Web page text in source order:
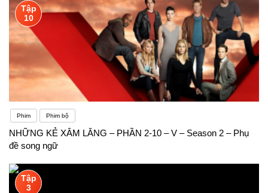
Tập
10
Phim Phim bộ
NHỮNG KẺ XÂM LĂNG – PHẦN 2-10 – V – Season 2 – Phụ
đề song ngữ
Tập
3